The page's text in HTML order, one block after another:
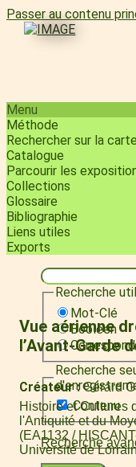
Passer au contenu
Menu
Méthode
Rechercher sur la carte
Catalogue
Parcourir les
Collections
Glossaire
Bibliographie
Liens utiles
Exports
Recherche
Mot-Clé
Booléen
Recherche
Contenu
Recherche
Vue aérienne
l’Avant-Garde
Créateur
Gérard
Histoire et Cultures
l'Antiquité et du
(EA1132 /
Université de